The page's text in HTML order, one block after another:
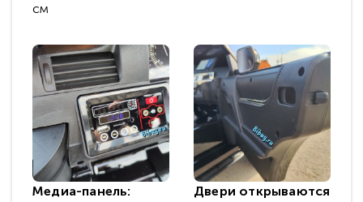
см
Медиа-панель:
Двери открываются